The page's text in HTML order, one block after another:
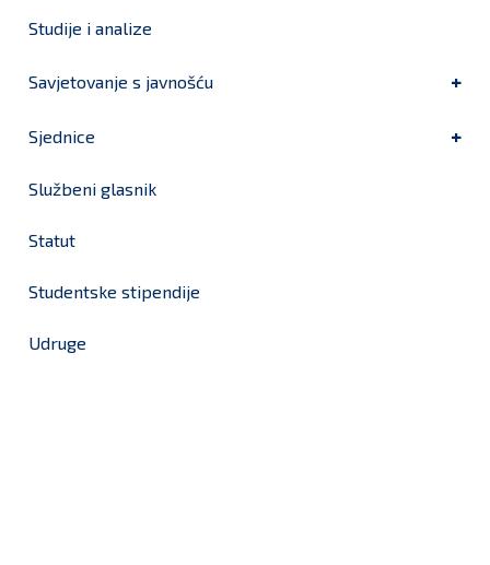
Studije i analize
Savjetovanje s javnošću
Sjednice
Službeni glasnik
Statut
Studentske stipendije
Udruge